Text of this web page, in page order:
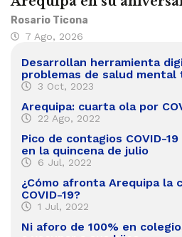
Rosario Ticona
7 Ago, 2026
Desarrollan herramienta
problemas de salud mental
3 Oct, 2023
Arequipa: cuarta ola por
22 Ago, 2022
Pico de contagios COVID-
en la quincena de julio
6 Jul, 2022
¿Cómo afronta Arequipa la
COVID-19?
1 Jul, 2022
Ni aforo de 100% en